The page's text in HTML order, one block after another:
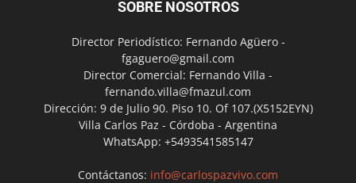
SOBRE NOSOTROS
Director Periodístico: Fernando Agüero -
fgaguero@gmail.com
Director Comercial: Fernando Villa -
fernando.villa@fmazul.com
Dirección: 9 de Julio 90. Piso 10. Of 107.(X5152EYN)
Villa Carlos Paz - Córdoba - Argentina
WhatsApp: +5493541585147
Contáctanos: info@carlospazvivo.com